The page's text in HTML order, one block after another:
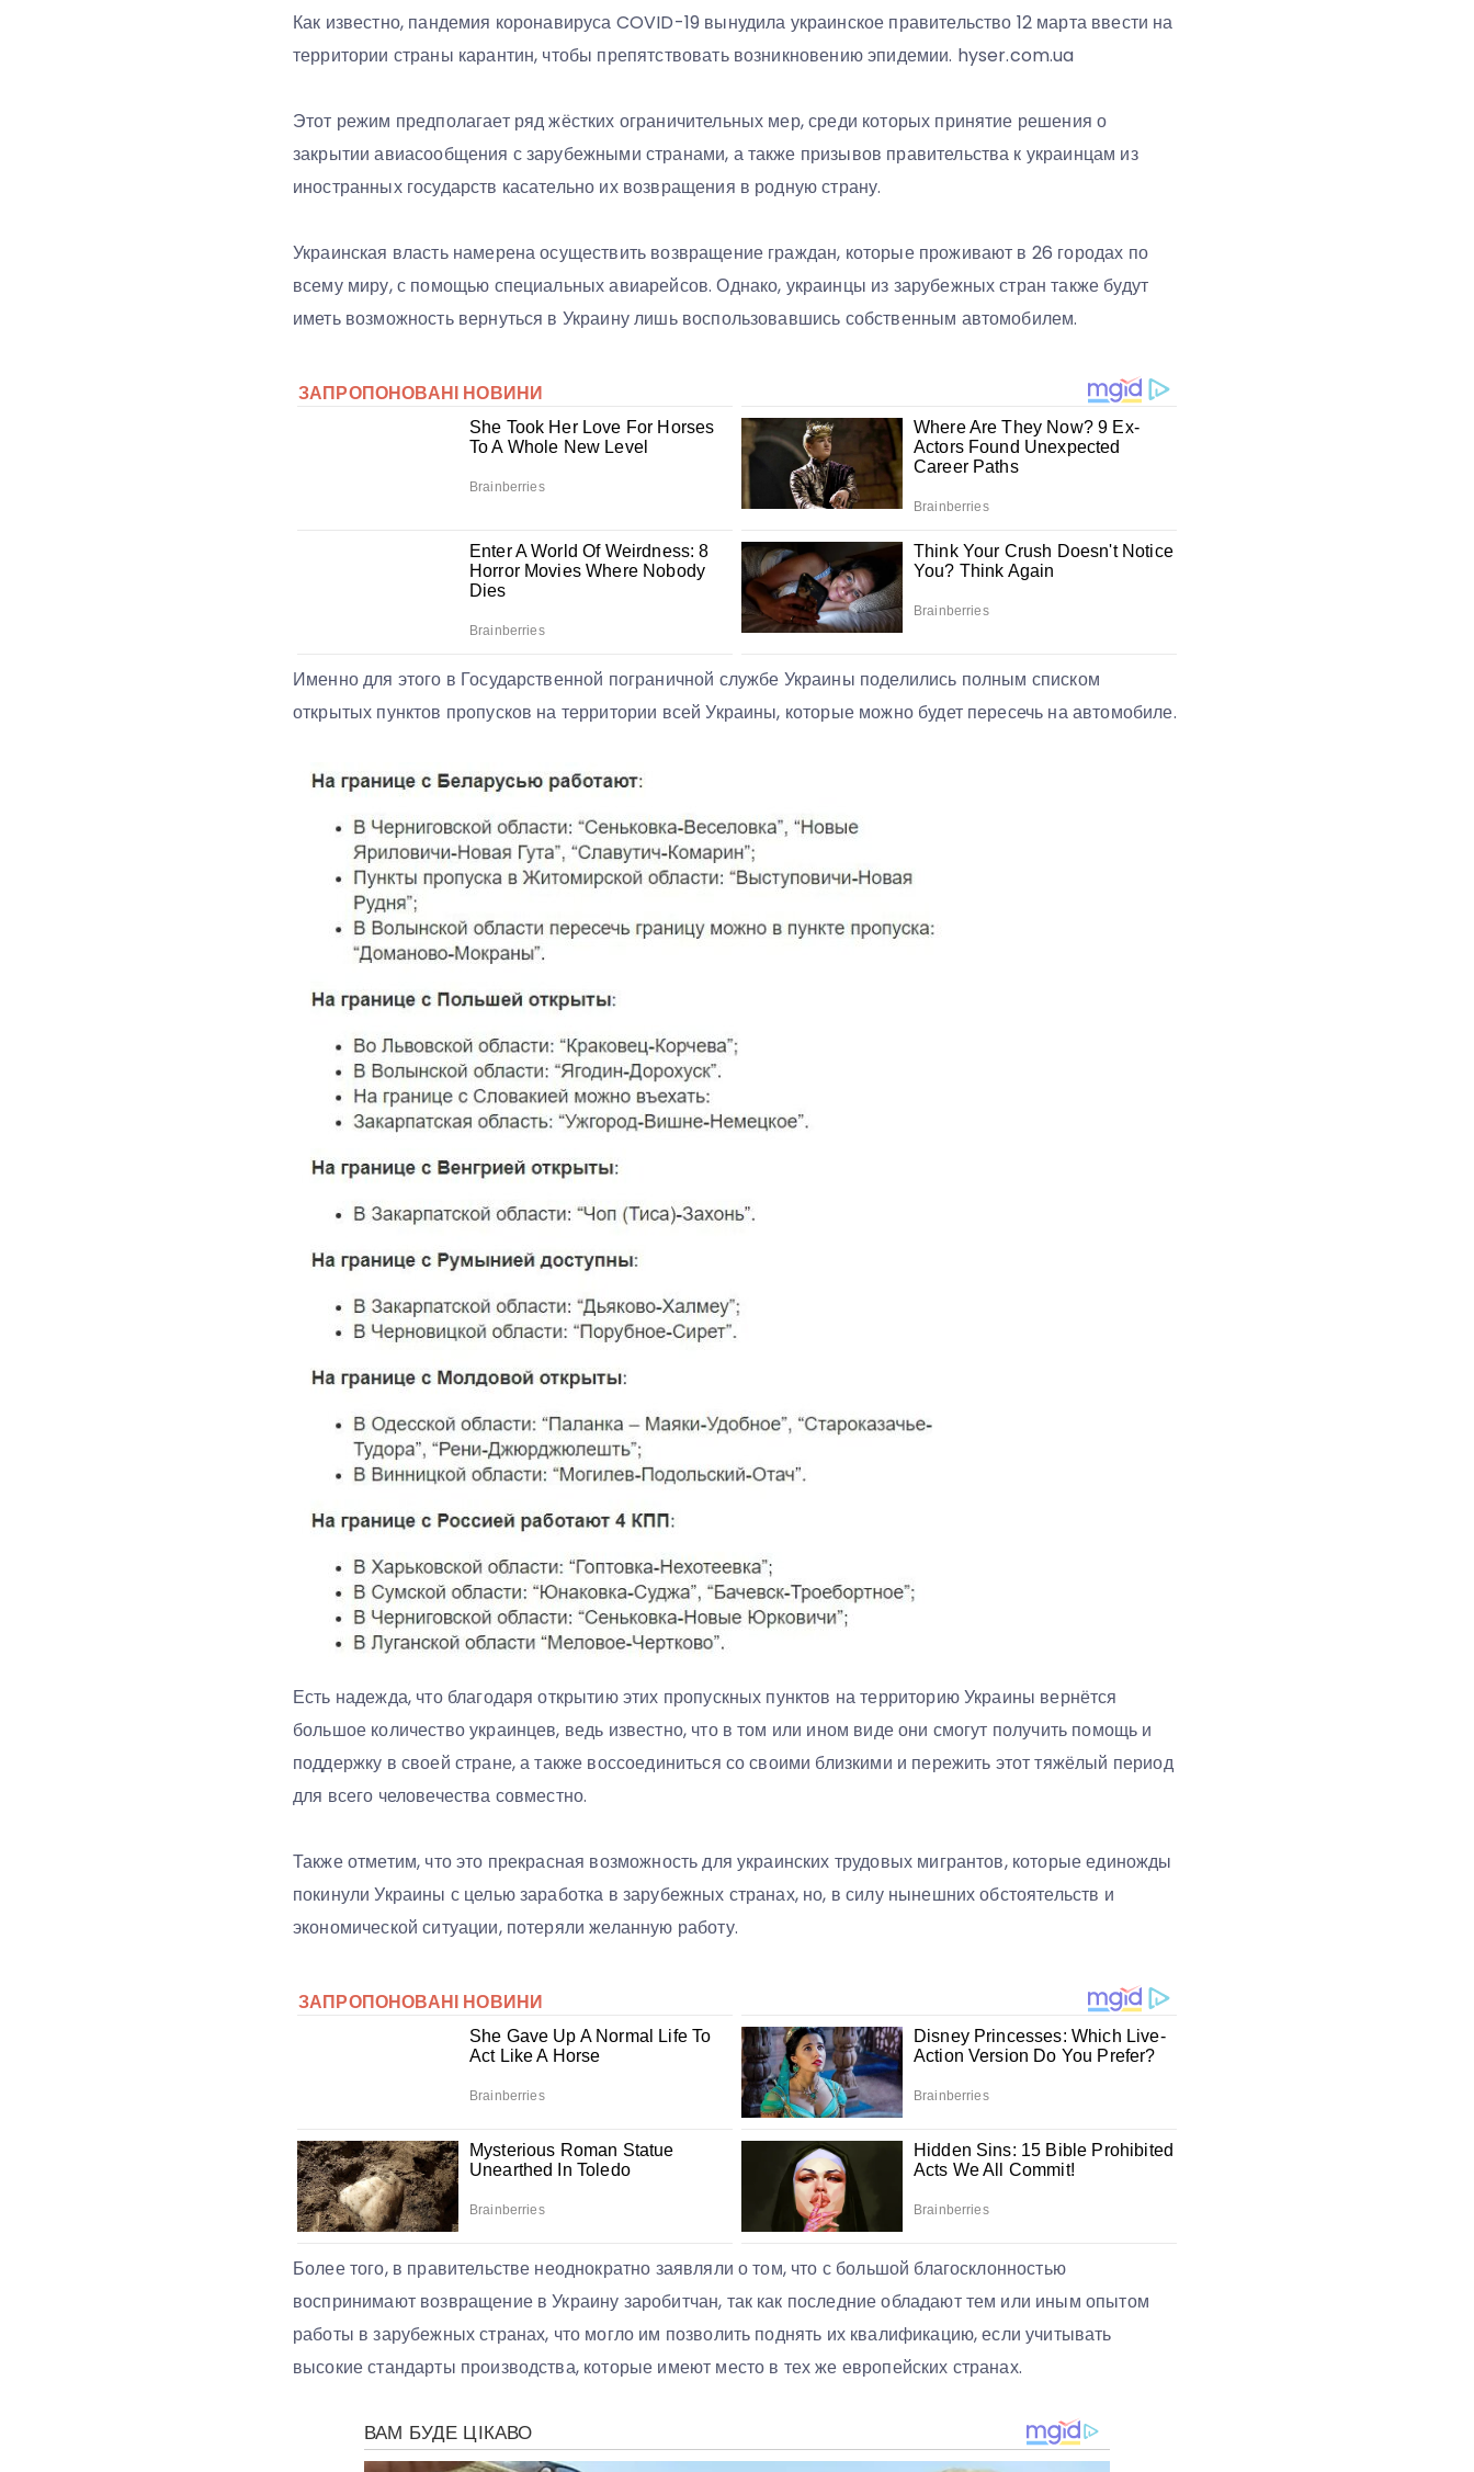
Как известно, пандемия коронавируса COVID-19 вынудила украинское правительство 12 марта ввести на
территории страны карантин, чтобы препятствовать возникновению эпидемии. hyser.com.ua
Этот режим предполагает ряд жёстких ограничительных мер, среди которых принятие решения о
закрытии авиасообщения с зарубежными странами, а также призывов правительства к украинцам из
иностранных государств касательно их возвращения в родную страну.
Украинская власть намерена осуществить возвращение граждан, которые проживают в 26 городах по
всему миру, с помощью специальных авиарейсов. Однако, украинцы из зарубежных стран также будут
иметь возможность вернуться в Украину лишь воспользовавшись собственным автомобилем.
Именно для этого в Государственной пограничной службе Украины поделились полным списком
открытых пунктов пропусков на территории всей Украины, которые можно будет пересечь на автомобиле.
Есть надежда, что благодаря открытию этих пропускных пунктов на территорию Украины вернётся
большое количество украинцев, ведь известно, что в том или ином виде они смогут получить помощь и
поддержку в своей стране, а также воссоединиться со своими близкими и пережить этот тяжёлый период
для всего человечества совместно.
Также отметим, что это прекрасная возможность для украинских трудовых мигрантов, которые единожды
покинули Украины с целью заработка в зарубежных странах, но, в силу нынешних обстоятельств и
экономической ситуации, потеряли желанную работу.
Более того, в правительстве неоднократно заявляли о том, что с большой благосклонностью
воспринимают возвращение в Украину заробитчан, так как последние обладают тем или иным опытом
работы в зарубежных странах, что могло им позволить поднять их квалификацию, если учитывать
высокие стандарты производства, которые имеют место в тех же европейских странах.